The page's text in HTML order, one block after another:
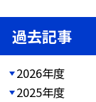
過去記事
2026年度
2025年度